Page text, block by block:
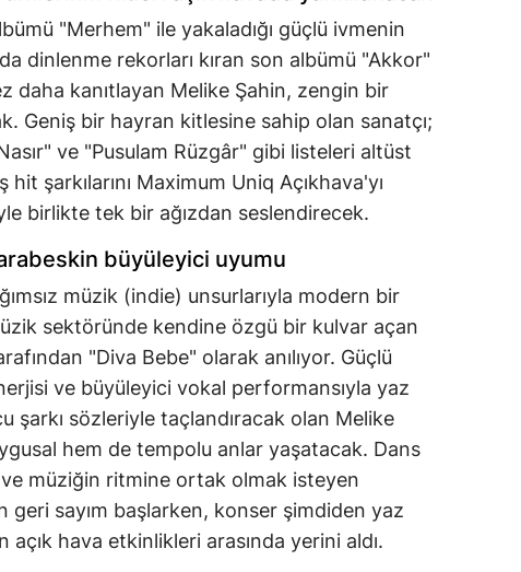
"Merhem" ile yakaladığı güçlü ivmenin
dinlenme rekorları kıran son albümü "Akkor"
daha kanıtlayan Melike Şahin, zengin bir
Geniş bir hayran kitlesine sahip olan sanatçı;
ve "Pusulam Rüzgâr" gibi listeleri altüst
şarkılarını Maximum Uniq Açıkhava'yı
birlikte tek bir ağızdan seslendirecek.
büyüleyici uyumu
müzik (indie) unsurlarıyla modern bir
sektöründe kendine özgü bir kulvar açan
"Diva Bebe" olarak anılıyor. Güçlü
ve büyüleyici vokal performansıyla yaz
şarkı sözleriyle taçlandıracak olan Melike
hem de tempolu anlar yaşatacak. Dans
müziğin ritmine ortak olmak isteyen
geri sayım başlarken, konser şimdiden yaz
hava etkinlikleri arasında yerini aldı.